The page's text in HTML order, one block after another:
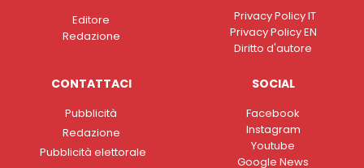
Editore
Redazione
Privacy Policy IT
Privacy Policy EN
Diritto d'autore
CONTATTACI
Pubblicità
Redazione
Pubblicità elettorale
SOCIAL
Facebook
Instagram
Youtube
Google News